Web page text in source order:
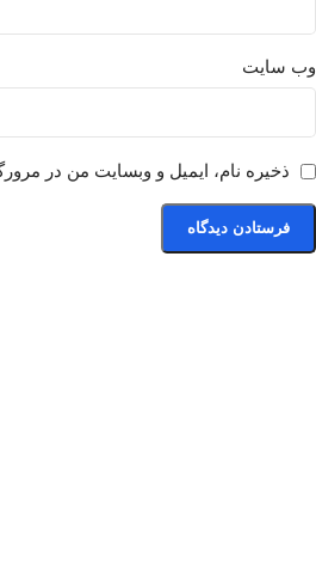
وب‌ سایت
ذخیره نام، ایمیل و وبسایت من در